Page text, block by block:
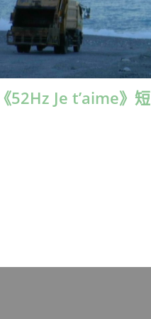
52Hz Je t’aime》短